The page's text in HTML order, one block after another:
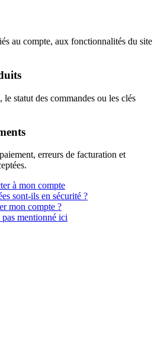
au compte, aux fonctionnalités du site
le statut des commandes ou les clés
erreurs de facturation et
à mon compte
sont-ils en sécurité ?
mon compte ?
pas mentionné ici